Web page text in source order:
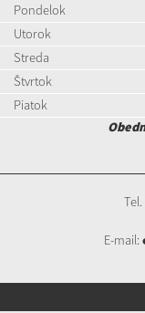
Pondelok
Utorok
Streda
Štvrtok
Piatok
E-mail: